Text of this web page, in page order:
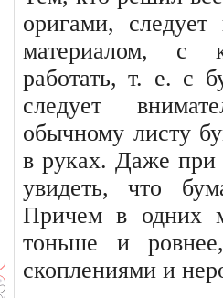
оригами,
материалом, с
работать, т. е. с
следует
обычному листу
в руках. Даже при
увидеть, что
Причем в одних
тонь­ше и
скоплениями и